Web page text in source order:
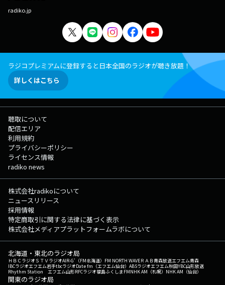
radiko.jp
ラジコプレミアムに登録すると日本全国のラジオが聴き放題！
詳しくはこちら
聴取について
配信エリア
利用規約
プライバシーポリシー
ライセンス情報
radiko news
株式会社radikoについて
ニュースリリース
採用情報
特定商取引に関する法律に基づく表示
株式会社メディアプラットフォームラボについて
北海道・東北のラジオ局
ＨＢＣラジオＳＴＶラジオAIR-G'（FM北海道） FM NORTH WAVEＲＡＢ青森放送エフエム青森
IBCラジオエフエム岩手tbcラジオDate fm（エフエム仙台） ABSラジオエフエム秋田YBC山形放送
Rhythm Station エフエム山形RFCラジオ福島ふくしまFMNHK AM（札幌） NHK AM（仙台）
関東のラジオ局